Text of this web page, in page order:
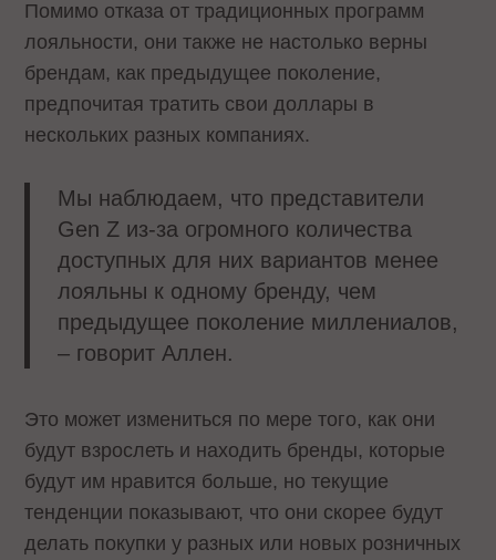
Помимо отказа от традиционных программ
лояльности, они также не настолько верны
брендам, как предыдущее поколение,
предпочитая тратить свои доллары в
нескольких разных компаниях.
Мы наблюдаем, что представители
Gen Z из-за огромного количества
доступных для них вариантов менее
лояльны к одному бренду, чем
предыдущее поколение миллениалов,
– говорит Аллен.
Это может измениться по мере того, как они
будут взрослеть и находить бренды, которые
будут им нравится больше, но текущие
тенденции показывают, что они скорее будут
делать покупки у разных или новых розничных